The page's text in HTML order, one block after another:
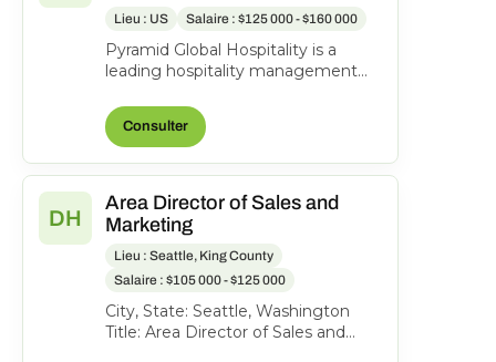
Lieu : US Salaire : $125 000 - $160 000
Pyramid Global Hospitality is a
leading hospitality management
than 200 hotels and r...
Consulter
DH
Area Director of Sales and
Marketing
Lieu : Seattle, King County
Salaire : $105 000 - $125 000
City, State: Seattle, Washington
Title: Area Director of Sales and